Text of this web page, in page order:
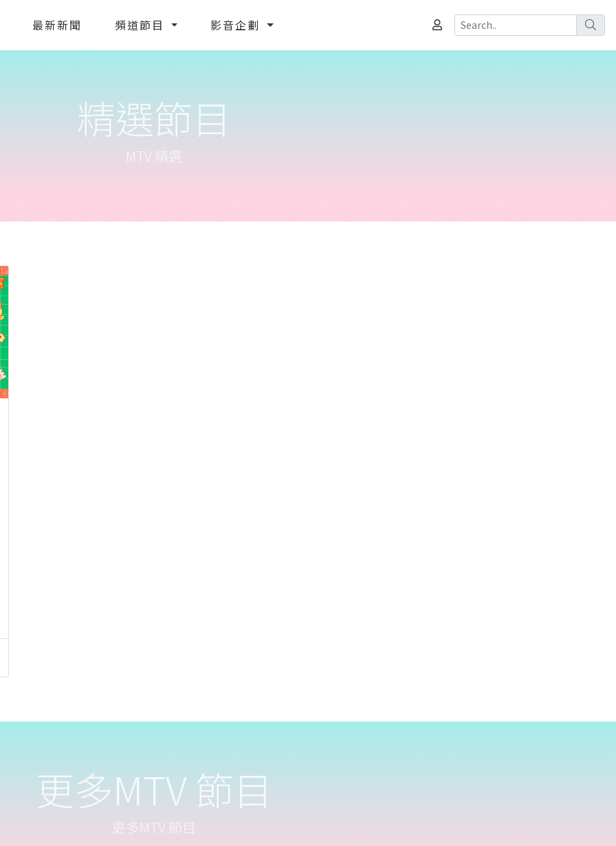
最新新聞 頻道節目 影音企劃
精選節目
MTV 精選
更多MTV 節目
更多MTV 節目